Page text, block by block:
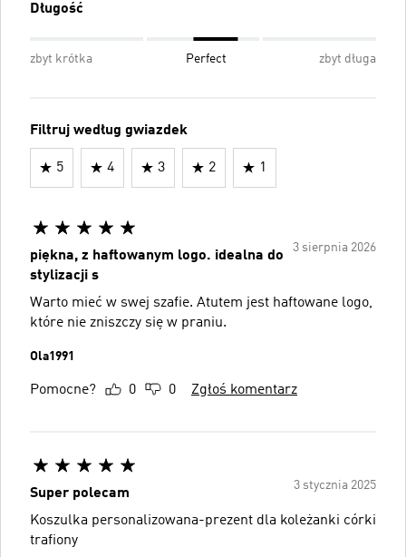
Długość
zbyt krótka Perfect zbyt długa
Filtruj według gwiazdek
5 4 3 2 1
3 sierpnia 2026
piękna, z haftowanym logo. idealna do
stylizacji s
Warto mieć w swej szafie. Atutem jest haftowane logo,
które nie zniszczy się w praniu.
Ola1991
Pomocne? 0 0 Zgłoś komentarz
3 stycznia 2025
Super polecam
Koszulka personalizowana-prezent dla koleżanki córki
trafiony